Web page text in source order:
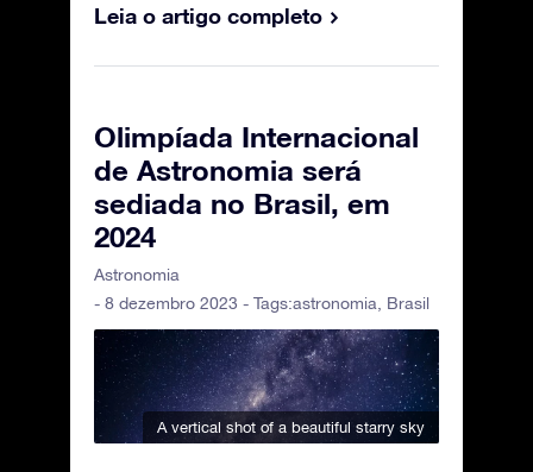
Leia o artigo completo
Olimpíada Internacional
de Astronomia será
sediada no Brasil, em
2024
Astronomia
- 8 dezembro 2023 - Tags:astronomia Brasil
A vertical shot of a beautiful starry sky